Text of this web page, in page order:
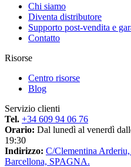
Chi siamo
Diventa distributore
Supporto post-vendita e
Contatto
Risorse
Centro risorse
Blog
Servizio clienti
Tel. +34 609 94 06 76
Orario: Dal lunedì al venerdì
19:30
Indirizzo: C/Clementina
Barcellona, SPAGNA.